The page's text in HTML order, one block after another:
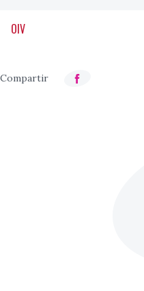
OIV